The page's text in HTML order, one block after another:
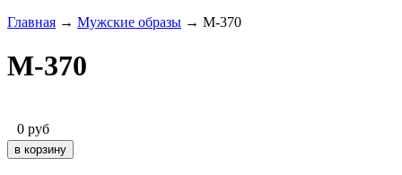
Главная → Мужские образы → M-370
M-370
0 руб